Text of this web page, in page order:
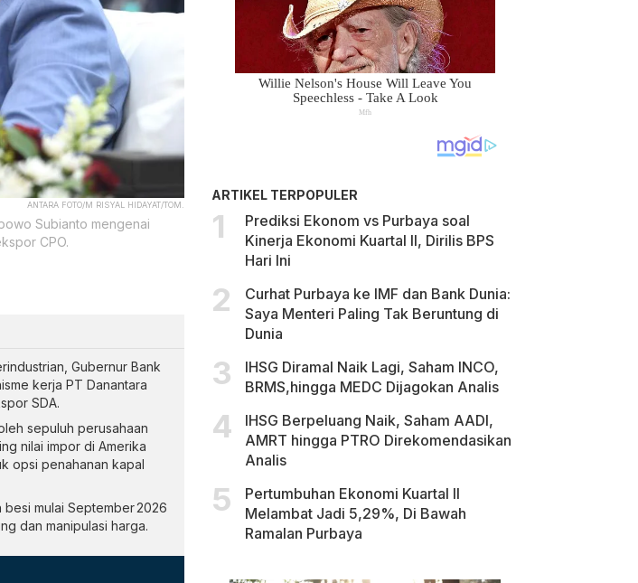
ANTARA FOTO/M RISYAL HIDAYAT/TOM.
Subianto mengenai
CPO.
Gubernur Bank
kerja PT Danantara
SDA.
sepuluh perusahaan
nilai impor di Amerika
opsi penahanan kapal
mulai September 2026
dan manipulasi harga.
ARTIKEL TERPOPULER
Prediksi Ekonom vs Purbaya soal
Kinerja Ekonomi Kuartal II, Dirilis BPS
Hari Ini
Curhat Purbaya ke IMF dan Bank Dunia:
Saya Menteri Paling Tak Beruntung di
Dunia
IHSG Diramal Naik Lagi, Saham INCO,
BRMS,hingga MEDC Dijagokan Analis
IHSG Berpeluang Naik, Saham AADI,
AMRT hingga PTRO Direkomendasikan
Analis
Pertumbuhan Ekonomi Kuartal II
Melambat Jadi 5,29%, Di Bawah
Ramalan Purbaya